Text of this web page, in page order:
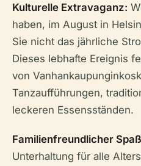
Kulturelle Extravaganz:
haben, im August in
Sie nicht das jährliche
Dieses lebhafte Ereignis
von
Tanzaufführungen,
leckeren Essensständen.
Familienfreundlicher
Unterhaltung für alle